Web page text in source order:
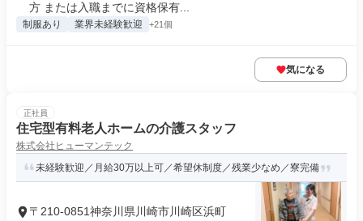
方 または入職までに資格保有...
制服あり 業界未経験歓迎 +21個
気になる
正社員
住宅型有料老人ホームの介護スタッフ
株式会社ヒューマンテック
未経験歓迎／月給30万以上可／希望休制度／残業少なめ／寮完備
〒210-0851神奈川県川崎市川崎区浜町